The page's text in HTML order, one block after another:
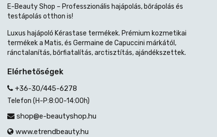
E-Beauty Shop – Professzionális hajápolás, bőrápolás és
testápolás otthon is!
Luxus hajápoló Kérastase termékek. Prémium kozmetikai
termékek a Matis, és Germaine de Capuccini márkától,
ránctalanítás, bőrfiatalítás, arctisztítás, ajándékszettek.
Elérhetőségek
+36-30/445-6278
Telefon (H-P:8:00-14:00h)
shop@e-beautyshop.hu
www.etrendbeauty.hu